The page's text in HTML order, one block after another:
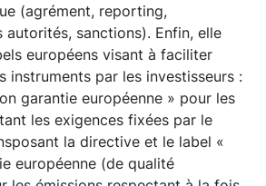
(agrément, reporting,
autorités, sanctions). Enfin, elle
européens visant à faciliter
instruments par les investisseurs :
garantie européenne » pour les
les exigences fixées par le
la directive et le label «
européenne (de qualité